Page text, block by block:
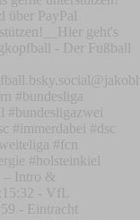
PayPal
geht's
- Der Fußball
#bundesliga
#bundesligazwei
#immerdabei #dsc
#fcn
#holsteinkiel
– Intro &
- VfL
- Eintracht